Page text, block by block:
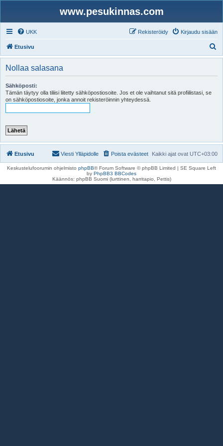
www.pesukinnas.com
UKK Kirjaudu sisään
Rekisteröidy
Etusivu
t
Nollaa salasana
Sähköposti:
Tämän täytyy olla tiliisi liitetty sähköpostiosoite. Jos et ole vaihtanut sitä profiilistasi, se
on sähköpostiosoite, jonka annoit rekisteröinnin yhteydessä.
Etusivu Kaikki ajat ovat UTC+03:00
Poista evästeet
Viesti Ylläpidolle
Keskustelufoorumin ohjelmisto phpBB® Forum Software © phpBB Limited | SE Square Left
by PhpBB3 BBCodes
Käännös: phpBB Suomi (lurttinen, harritapio, Pettis)